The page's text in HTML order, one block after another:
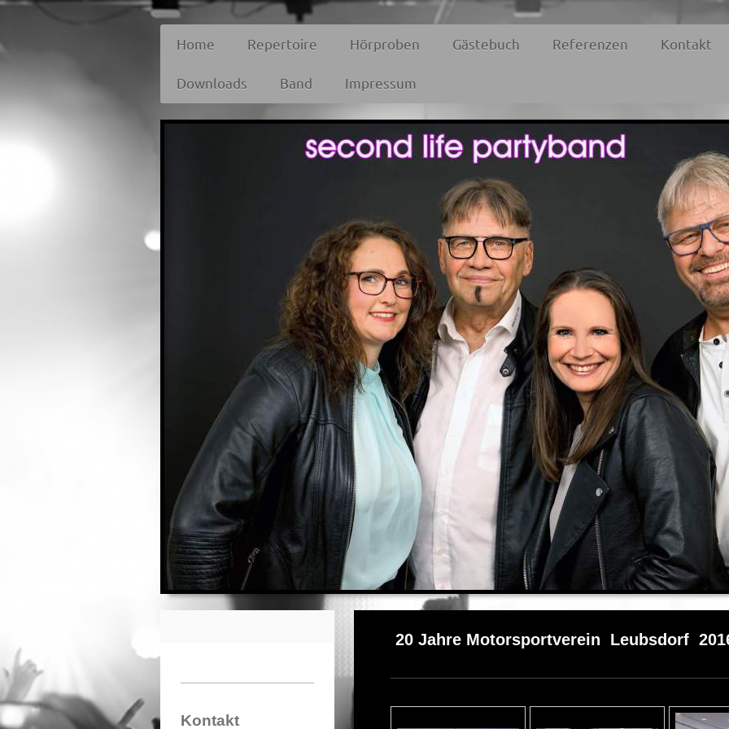
Home Repertoire Hörproben Gästebuch Referenzen Kontakt
Downloads Band Impressum
20 Jahre Motorsportverein Leubsdorf
Kontakt